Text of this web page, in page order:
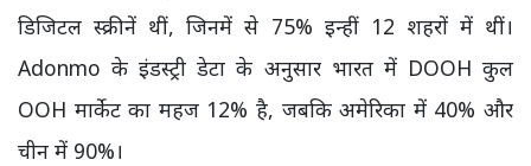
डिजिटल स्क्रीनें थीं, जिनमें से 75% इन्हीं 12 शहरों में थीं।
Adonmo के इंडस्ट्री डेटा के अनुसार भारत में DOOH कुल
OOH मार्केट का महज 12% है, जबकि अमेरिका में 40% और
चीन में 90%।